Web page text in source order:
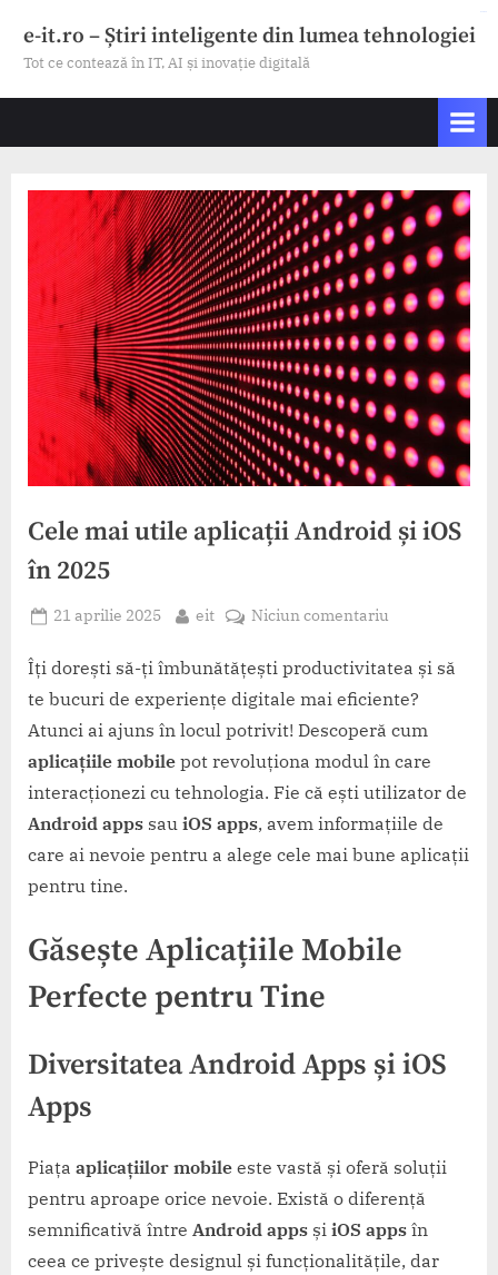
e-it.ro – Știri inteligente din lumea tehnologiei
Tot ce contează în IT, AI și inovație digitală
Cele mai utile aplicații Android și iOS
în 2025
Posted
21 aprilie 2025 By
eit Niciun comentariu
mai
utile
Android
și
iOS
în
2025
Îți dorești să-ți îmbunătățești productivitatea și să
te bucuri de experiențe digitale mai eficiente?
Atunci ai ajuns în locul potrivit! Descoperă cum
aplicațiile mobile pot revoluționa modul în care
interacționezi cu tehnologia. Fie că ești utilizator de
Android apps sau iOS apps, avem informațiile de
care ai nevoie pentru a alege cele mai bune aplicații
pentru tine.
Găsește Aplicațiile Mobile
Perfecte pentru Tine
DiversitateaAndroid Apps șiiOS
Apps
Piața aplicațiilor mobile este vastă și oferă soluții
pentru aproape orice nevoie. Există o diferență
semnificativă între Android apps și iOS apps în
ceea ce privește designul și funcționalitățile, dar